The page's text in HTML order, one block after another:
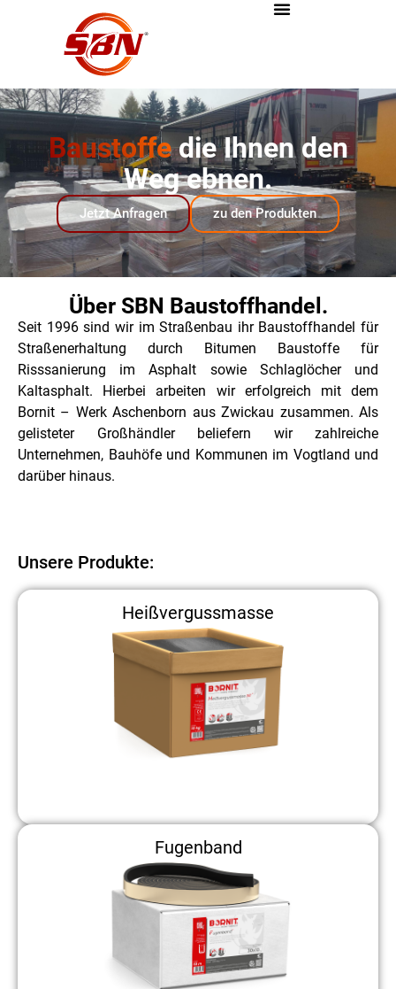
Baustoffedie Ihnen den
Weg ebnen.
Jetzt Anfragen zu den Produkten
Über SBN Baustoffhandel.
Seit 1996 sind wir im Straßenbau ihr Baustoffhandel für
Straßenerhaltung durch Bitumen Baustoffe für
Risssanierung im Asphalt sowie Schlaglöcher und
Kaltasphalt. Hierbei arbeiten wir erfolgreich mit dem
Bornit – Werk Aschenborn aus Zwickau zusammen. Als
gelisteter Großhändler beliefern wir zahlreiche
Unternehmen, Bauhöfe und Kommunen im Vogtland und
darüber hinaus.
Unsere Produkte:
Heißvergussmasse
Fugenband